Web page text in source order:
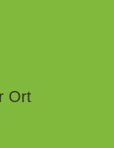
Ort